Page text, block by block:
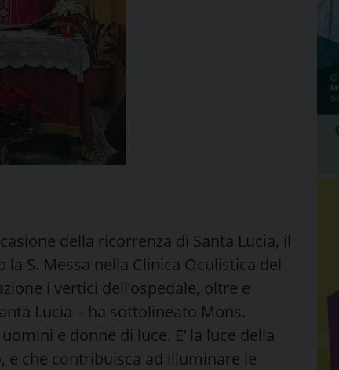
della ricorrenza di Santa Lucia, il
S. Messa nella Clinica Oculistica del
i vertici dell’ospedale, oltre e
Lucia – ha sottolineato Mons.
e donne di luce. E’ la luce della
e che contribuisca ad illuminare le